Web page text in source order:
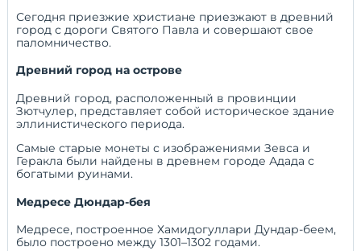
Сегодня приезжие христиане приезжают в древний
город с дороги Святого Павла и совершают свое
паломничество.
Древний город на острове
Древний город, расположенный в провинции
Зютчулер, представляет собой историческое здание
эллинистического периода.
Самые старые монеты с изображениями Зевса и
Геракла были найдены в древнем городе Адада с
богатыми руинами.
Медресе Дюндар-бея
Медресе, построенное Хамидогуллари Дундар-беем,
было построено между 1301–1302 годами.